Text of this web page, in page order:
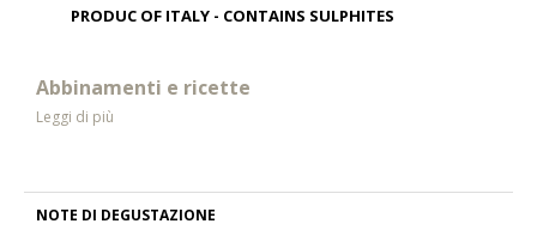
PRODUC OF ITALY - CONTAINS SULPHITES
Abbinamenti e ricette
Leggi di più
NOTE DI DEGUSTAZIONE